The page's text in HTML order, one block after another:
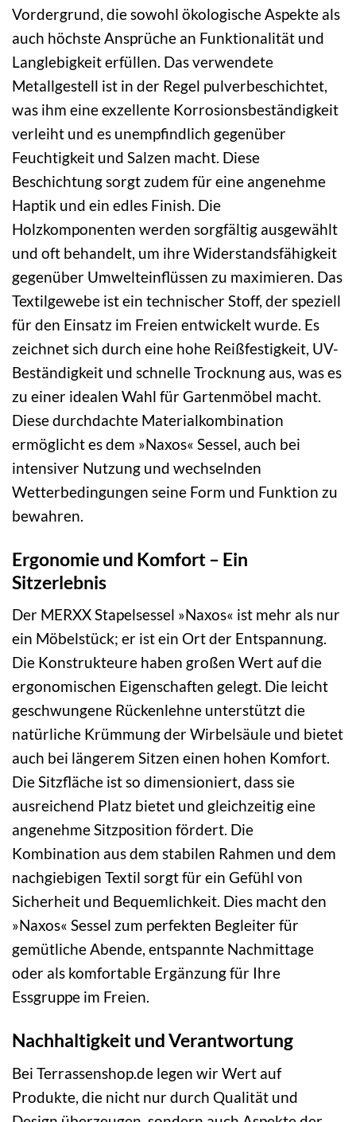
Vordergrund, die sowohl ökologische Aspekte als
auch höchste Ansprüche an Funktionalität und
Langlebigkeit erfüllen. Das verwendete
Metallgestell ist in der Regel pulverbeschichtet,
was ihm eine exzellente Korrosionsbeständigkeit
verleiht und es unempfindlich gegenüber
Feuchtigkeit und Salzen macht. Diese
Beschichtung sorgt zudem für eine angenehme
Haptik und ein edles Finish. Die
Holzkomponenten werden sorgfältig ausgewählt
und oft behandelt, um ihre Widerstandsfähigkeit
gegenüber Umwelteinflüssen zu maximieren. Das
Textilgewebe ist ein technischer Stoff, der speziell
für den Einsatz im Freien entwickelt wurde. Es
zeichnet sich durch eine hohe Reißfestigkeit, UV-
Beständigkeit und schnelle Trocknung aus, was es
zu einer idealen Wahl für Gartenmöbel macht.
Diese durchdachte Materialkombination
ermöglicht es dem »Naxos« Sessel, auch bei
intensiver Nutzung und wechselnden
Wetterbedingungen seine Form und Funktion zu
bewahren.
Ergonomie und Komfort – Ein
Sitzerlebnis
Der MERXX Stapelsessel »Naxos« ist mehr als nur
ein Möbelstück; er ist ein Ort der Entspannung.
Die Konstrukteure haben großen Wert auf die
ergonomischen Eigenschaften gelegt. Die leicht
geschwungene Rückenlehne unterstützt die
natürliche Krümmung der Wirbelsäule und bietet
auch bei längerem Sitzen einen hohen Komfort.
Die Sitzfläche ist so dimensioniert, dass sie
ausreichend Platz bietet und gleichzeitig eine
angenehme Sitzposition fördert. Die
Kombination aus dem stabilen Rahmen und dem
nachgiebigen Textil sorgt für ein Gefühl von
Sicherheit und Bequemlichkeit. Dies macht den
»Naxos« Sessel zum perfekten Begleiter für
gemütliche Abende, entspannte Nachmittage
oder als komfortable Ergänzung für Ihre
Essgruppe im Freien.
Nachhaltigkeit und Verantwortung
Bei Terrassenshop.de legen wir Wert auf
Produkte, die nicht nur durch Qualität und